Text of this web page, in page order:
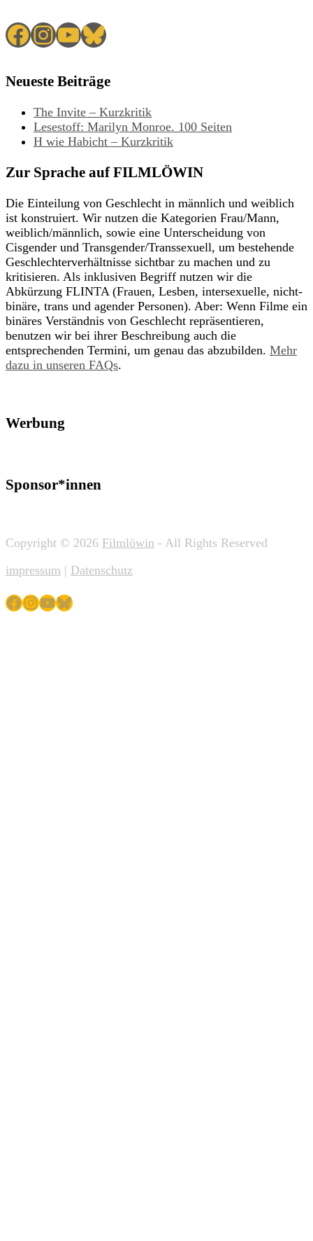
Facebook
Instagram
YouTube
Bluesky
Neueste Beiträge
The Invite – Kurzkritik
Lesestoff: Marilyn Monroe. 100 Seiten
H wie Habicht – Kurzkritik
Zur Sprache auf FILMLÖWIN
Die Einteilung von Geschlecht in männlich und weiblich
ist konstruiert. Wir nutzen die Kategorien Frau/Mann,
weiblich/männlich, sowie eine Unterscheidung von
Cisgender und Transgender/Transsexuell, um bestehende
Geschlechterverhältnisse sichtbar zu machen und zu
kritisieren. Als inklusiven Begriff nutzen wir die
Abkürzung FLINTA (Frauen, Lesben, intersexuelle, nicht-
binäre, trans und agender Personen). Aber: Wenn Filme ein
binäres Verständnis von Geschlecht repräsentieren,
benutzen wir bei ihrer Beschreibung auch die
entsprechenden Termini, um genau das abzubilden. Mehr
dazu in unseren FAQs.
Werbung
Sponsor*innen
Copyright © 2026 Filmlöwin - All Rights Reserved
impressum | Datenschutz
Facebook
Instagram
YouTube
Bluesky